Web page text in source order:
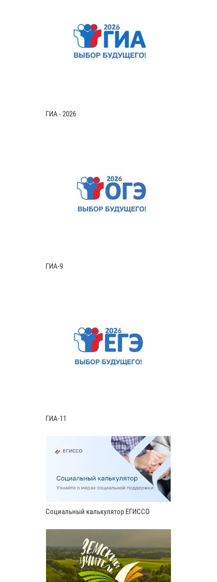
ГИА - 2026
ГИА-9
ГИА-11
Социальный калькулятор ЕГИССО